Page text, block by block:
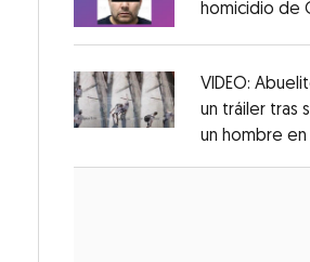
Opens in new window
homicidio de
Opens in new window
VIDEO:
un tráiler tras
un hombre